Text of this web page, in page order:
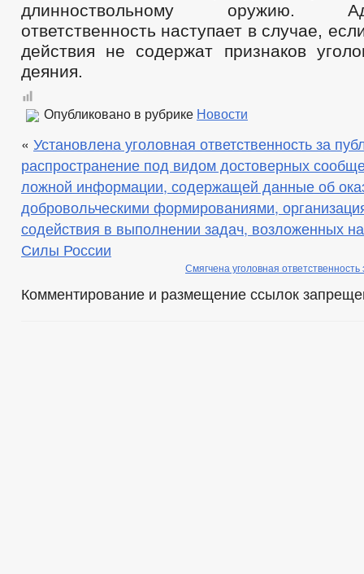
длинноствольному оружию.
ответственность наступает в случае,
действия не содержат признаков
деяния.
Опубликовано в рубрике Новости
« Установлена уголовная ответственность за
распространение под видом достоверных
ложной информации, содержащей данные об
добровольческими формированиями,
содействия в выполнении задач, возложенных
Силы России
Смягчена уголовная
Комментирование и размещение ссылок